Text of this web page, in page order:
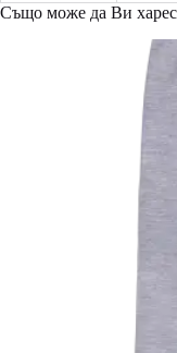
Също може да Ви